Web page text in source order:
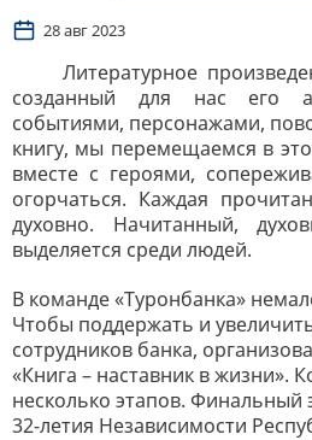
28 авг 2023
Литературное
созданный для нас его
событиями, персонажами,
книгу, мы перемещаемся в
вместе с героями,
огорчаться. Каждая
духовно. Начитанный,
выделяется среди людей.
В команде «Туронбанка»
Чтобы поддержать и
сотрудников банка,
«Книга – наставник в жизни».
несколько этапов. Финальный
32-летия Независимости